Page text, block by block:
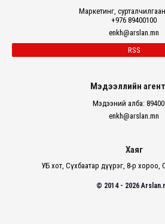
Маркетинг,
+976 89400100
enkh@arslan.mn
RSS
Мэдээллийн
Мэдээний алба:
enkh@arslan.mn
Хаяг
УБ хот, Сүхбаатар дүүрэг, 8-р хороо,
© 2014 - 2026